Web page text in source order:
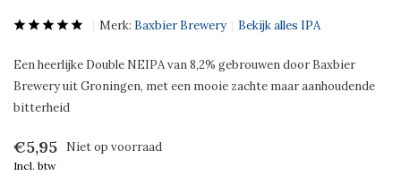
Merk: Baxbier Brewery Bekijk alles IPA
Een heerlijke Double NEIPA van 8,2% gebrouwen door Baxbier
Brewery uit Groningen, met een mooie zachte maar aanhoudende
bitterheid
€5,95 Niet op voorraad
Incl. btw